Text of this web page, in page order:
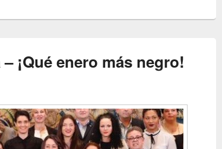
¡Qué enero más negro!